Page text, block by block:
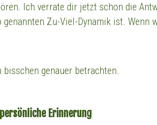
Ich verrate dir jetzt schon die
Zu-Viel-Dynamik ist. Wenn
genauer betrachten.
Erinnerung